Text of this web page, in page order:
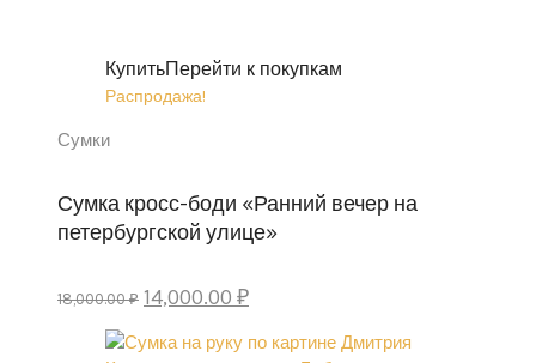
КупитьПерейти к покупкам
Распродажа!
Сумки
Сумка кросс-боди «Ранний вечер на
петербургской улице»
18,000.00 ₽ Первоначальная
составляла
14,000.00 ₽Текущая
14,000.00 ₽.